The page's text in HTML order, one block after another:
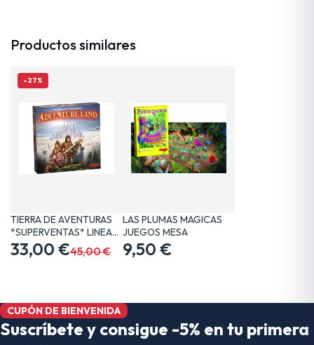
Productos similares
-27%
TIERRA DE AVENTURAS
*SUPERVENTAS* LINEA…
33,00 €45,00 €
LAS PLUMAS MAGICAS
JUEGOS MESA
9,50 €
CUPÓN DE BIENVENIDA
Suscríbete y consigue -5% en tu primera